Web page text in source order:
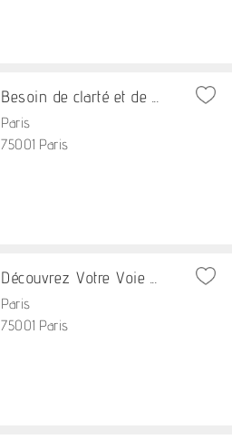
Besoin de clarté et de ...
Paris
75001 Paris
Découvrez Votre Voie ...
Paris
75001 Paris